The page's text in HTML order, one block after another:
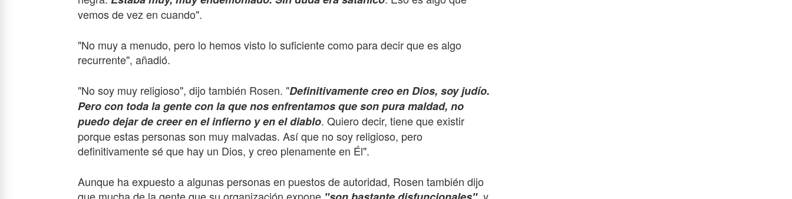
vemos de vez en cuando".
"No muy a menudo, pero lo hemos visto lo suficiente como para decir que es algo
recurrente", añadió.
"No soy muy religioso", dijo también Rosen. "Definitivamente creo en Dios, soy judío.
Pero con toda la gente con la que nos enfrentamos que son pura maldad, no
puedo dejar de creer en el infierno y en el diablo. Quiero decir, tiene que existir
porque estas personas son muy malvadas. Así que no soy religioso, pero
definitivamente sé que hay un Dios, y creo plenamente en Él".
Aunque ha expuesto a algunas personas en puestos de autoridad, Rosen también dijo